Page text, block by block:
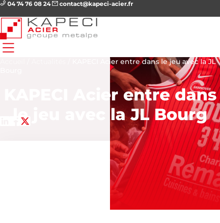
04 74 76 08 24 contact@kapeci-acier.fr
KAPECI Acier entre dans le jeu avec la JL
KAPECI Acier entre dans
le jeu avec la JL Bourg